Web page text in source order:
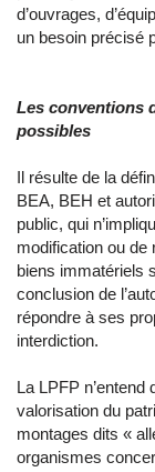
d’ouvrages,
un besoin précisé
Les conventions
possibles
Il résulte de la
BEA, BEH et
public, qui
modification ou de
biens immatériels
conclusion de
répondre à ses
interdiction.
La LPFP
valorisation du
montages dits «
organismes